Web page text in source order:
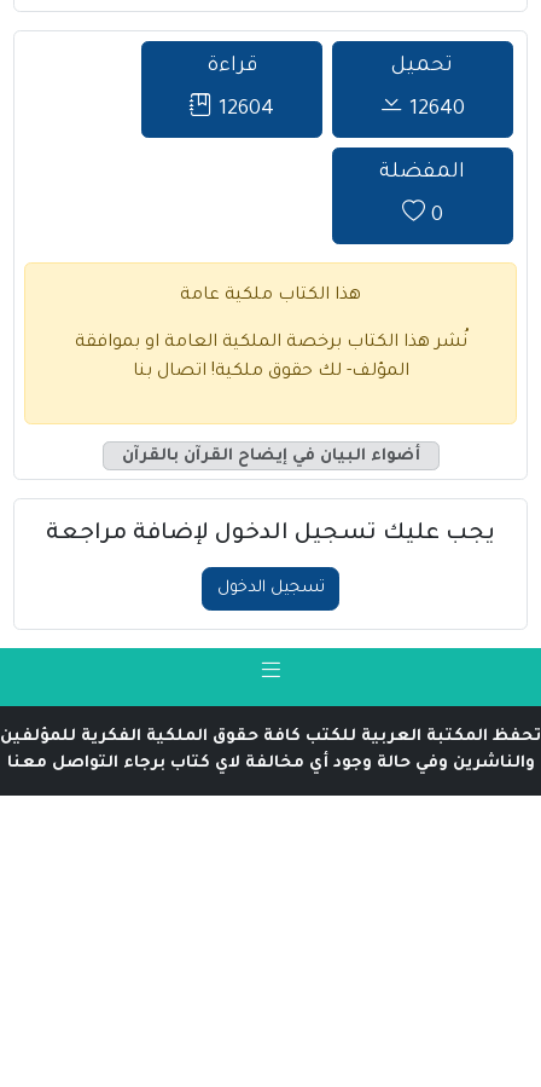
تحميل
12640
قراءة
12604
المفضلة
0
هذا الكتاب ملكية عامة
نُشر هذا الكتاب برخصة الملكية العامة او بموافقة
المؤلف- لك حقوق ملكية! اتصال بنا
أضواء البيان في إيضاح القرآن بالقرآن
يجب عليك تسجيل الدخول لإضافة مراجعة
تسجيل الدخول
تحفظ المكتبة العربية للكتب كافة حقوق الملكية الفكرية للمؤلفين
والناشرين وفي حالة وجود أي مخالفة لاي كتاب برجاء التواصل معنا